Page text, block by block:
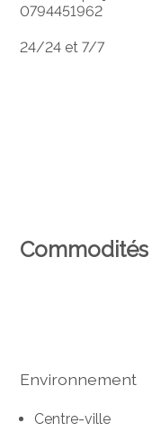
0794451962
24/24 et 7/7
Commodités
Environnement
Centre-ville